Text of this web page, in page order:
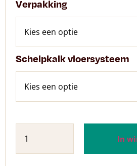
Verpakking
Schelpkalk vloersysteem
In